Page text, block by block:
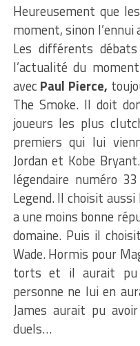
Heureusement que
moment, sinon
Les différents
l’actualité du
avecPaul Pierce,
The Smoke. Il doit
joueurs les plus
premiers qui lui
Jordan et Kobe
légendaire numéro
Legend. Il choisit
a une moins bonne
domaine. Puis il
Wade. Hormis pour
torts et il aurait pu
personne ne lui en
James aurait pu
duels…